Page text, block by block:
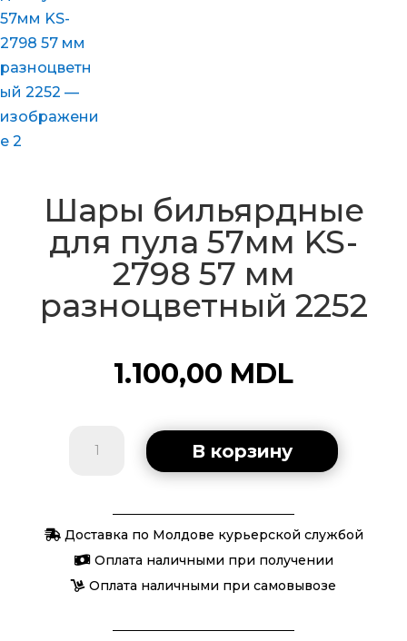
Шары бильярдные
для пула 57мм KS-
2798 57 мм
разноцветный 2252
1.100,00 MDL
Количество
бильярдные
для
пула
57мм
В корзину
Доставка по Молдове курьерской службой
Оплата наличными при получении
Оплата наличными при самовывозе